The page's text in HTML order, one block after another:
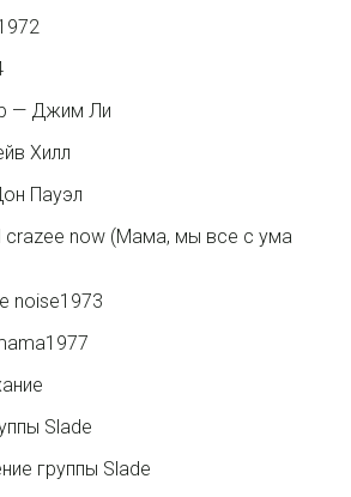
— Джим Ли
Хилл
Пауэл
crazee now (Мама, мы все с ума
noise1973
Slade
группы Slade